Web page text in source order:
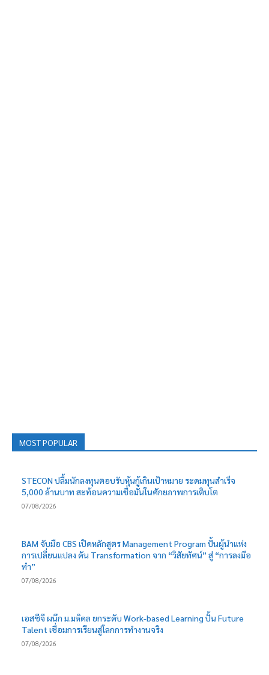
MOST POPULAR
STECON ปลื้มนักลงทุนตอบรับหุ้นกู้เกินเป้าหมาย ระดมทุนสำเร็จ
5,000 ล้านบาท สะท้อนความเชื่อมั่นในศักยภาพการเติบโต
07/08/2026
BAM จับมือ CBS เปิดหลักสูตร Management Program ปั้นผู้นำแห่ง
การเปลี่ยนแปลง ดัน Transformation จาก “วิสัยทัศน์” สู่ “การลงมือ
ทำ”
07/08/2026
เอสซีจี ผนึก ม.มหิดล ยกระดับ Work-based Learning ปั้น Future
Talent เชื่อมการเรียนสู่โลกการทำงานจริง
07/08/2026